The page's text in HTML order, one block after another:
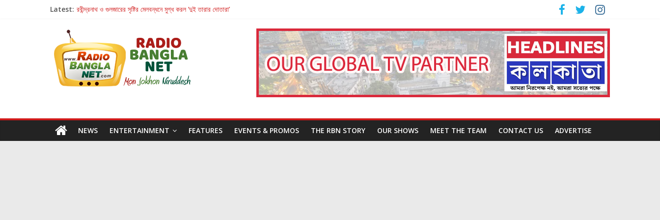
Latest: রবীন্দ্রনাথ ও গুলজারের সৃষ্টির মেলবন্ধনে মুগ্ধ করল ‘দুই তারার দোতারা’
Retribution: A Thought-Provoking Short Film That Challenges Our Understanding of Justice
হাওয়া বদলের টলিউডে ‘তুমি এলে তাই’
NEWS ENTERTAINMENT FEATURES EVENTS & PROMOS THE RBN STORY OUR SHOWS MEET THE TEAM CONTACT US ADVERTISE